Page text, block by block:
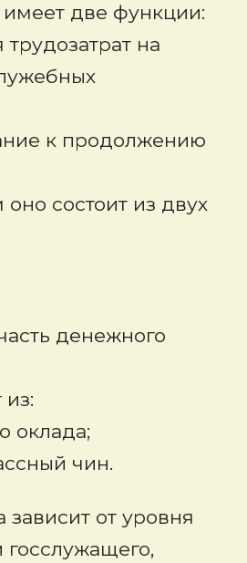
имеет две функции:
на
к продолжению
оно состоит из двух
денежного
из:
оклада;
чин.
зависит от уровня